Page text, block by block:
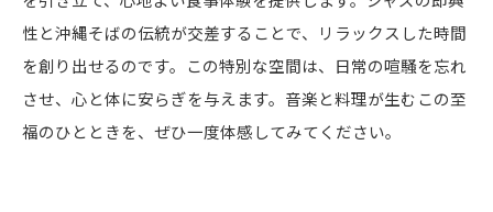
性と沖縄そばの伝統が交差することで、リラックスした時間
を創り出せるのです。この特別な空間は、日常の喧騒を忘れ
させ、心と体に安らぎを与えます。音楽と料理が生むこの至
福のひとときを、ぜひ一度体感してみてください。